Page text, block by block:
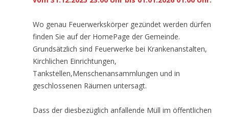
Wo genau Feuerwerkskörper gezündet werden dürfen
finden Sie auf der HomePage der Gemeinde.
Grundsätzlich sind Feuerwerke bei Krankenanstalten,
Kirchlichen Einrichtungen,
Tankstellen,Menschenansammlungen und in
geschlossenen Räumen untersagt.
Dass der diesbezüglich anfallende Müll im öffentlichen